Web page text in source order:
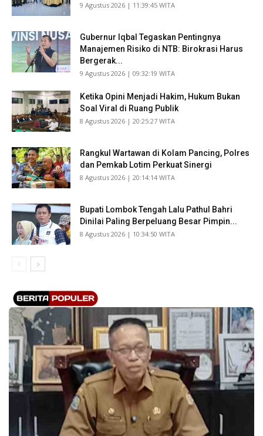
​9 Agustus 2026 | 11:39:45 WITA
Gubernur Iqbal Tegaskan Pentingnya
Manajemen Risiko di NTB: Birokrasi Harus
Bergerak...
​9 Agustus 2026 | 09:32:19 WITA
Ketika Opini Menjadi Hakim, Hukum Bukan
Soal Viral di Ruang Publik
​8 Agustus 2026 | 20:25:27 WITA
Rangkul Wartawan di Kolam Pancing, Polres
dan Pemkab Lotim Perkuat Sinergi
​8 Agustus 2026 | 20:14:14 WITA
Bupati Lombok Tengah Lalu Pathul Bahri
Dinilai Paling Berpeluang Besar Pimpin...
​8 Agustus 2026 | 10:34:50 WITA